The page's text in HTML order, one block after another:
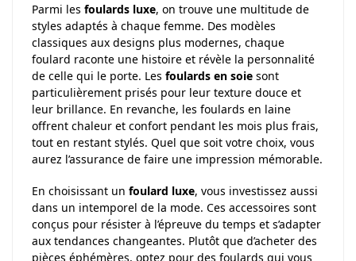
Parmi les foulards luxe, on trouve une multitude de
styles adaptés à chaque femme. Des modèles
classiques aux designs plus modernes, chaque
foulard raconte une histoire et révèle la personnalité
de celle qui le porte. Les foulards en soie sont
particulièrement prisés pour leur texture douce et
leur brillance. En revanche, les foulards en laine
offrent chaleur et confort pendant les mois plus frais,
tout en restant stylés. Quel que soit votre choix, vous
aurez l’assurance de faire une impression mémorable.
En choisissant un foulard luxe, vous investissez aussi
dans un intemporel de la mode. Ces accessoires sont
conçus pour résister à l’épreuve du temps et s’adapter
aux tendances changeantes. Plutôt que d’acheter des
pièces éphémères, optez pour des foulards qui vous